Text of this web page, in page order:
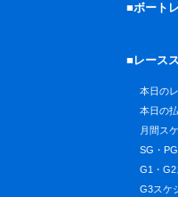
■ボート
■レース
本日の
本日の
月間ス
SG・
G1・
G3スケ